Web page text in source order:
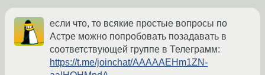
если что, то всякие простые вопросы по
Астре можно попробовать позадавать в
соответствующей группе в Телеграмм:
https://t.me/joinchat/AAAAAEHm1ZN-